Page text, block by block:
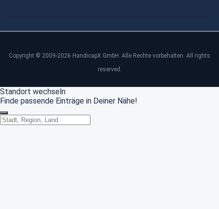
Copyright © 2009-2026 HandicapX GmbH. Alle Rechte vorbehalten. All rights
reserved.
Standort wechseln
Finde passende Einträge in Deiner Nähe!
Standort wechseln